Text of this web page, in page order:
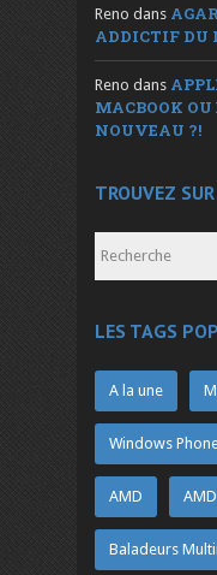
Reno dans
ADDICTIF DU
Reno dans
MACBOOK
NOUVEAU ?!
TROUVEZ
LES TAGS
A la une
Windows
AMD
Baladeurs